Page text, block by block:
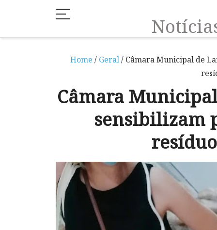
Home / Geral/ Câmara Municipal de
Câmara
sensibilizam